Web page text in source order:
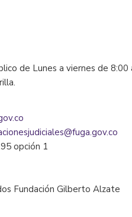
de Lunes a viernes de 8:00
opción 1
Fundación Gilberto Alzate